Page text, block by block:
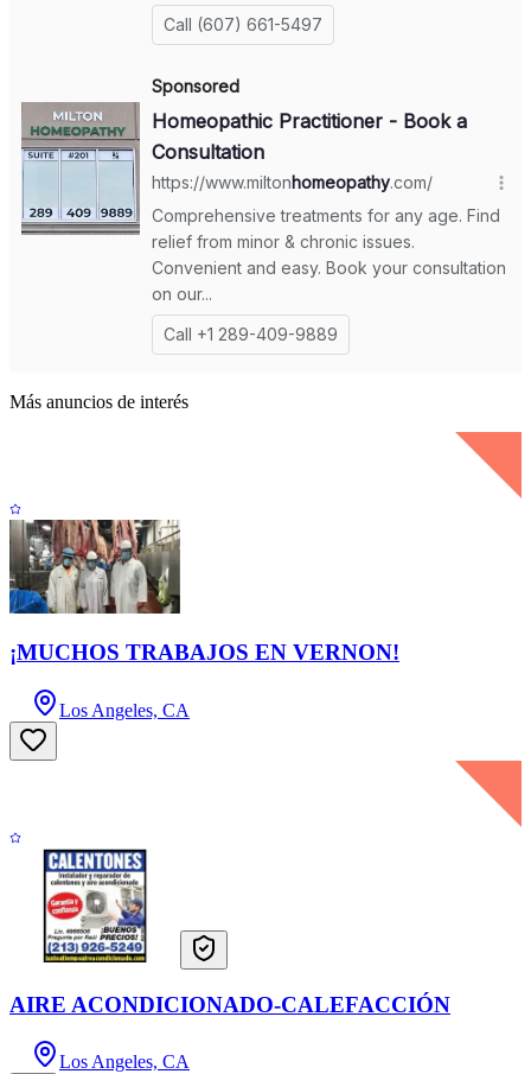
Más anuncios de interés
¡MUCHOS TRABAJOS EN VERNON!
Los Angeles, CA
AIRE ACONDICIONADO-CALEFACCIÓN
Los Angeles, CA